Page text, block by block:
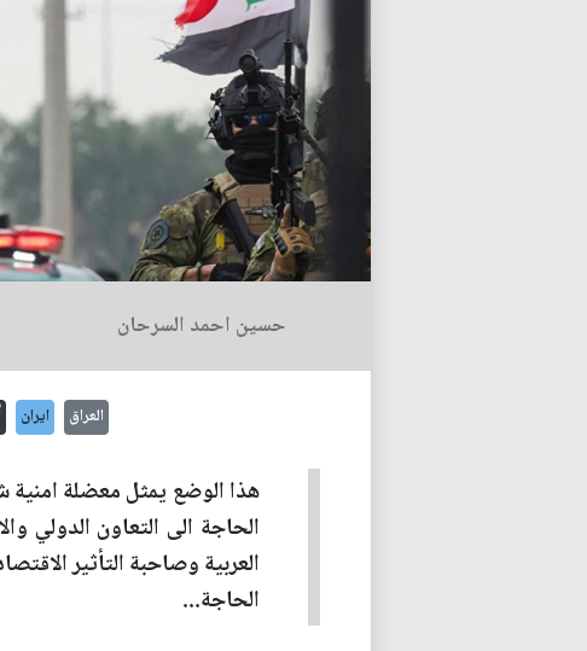
حسين احمد السرحان
العراق ايران
هذا الوضع يمثل معضلة امنية
الحاجة الى التعاون الدولي
العربية وصاحبة التأثير
الحاجة...